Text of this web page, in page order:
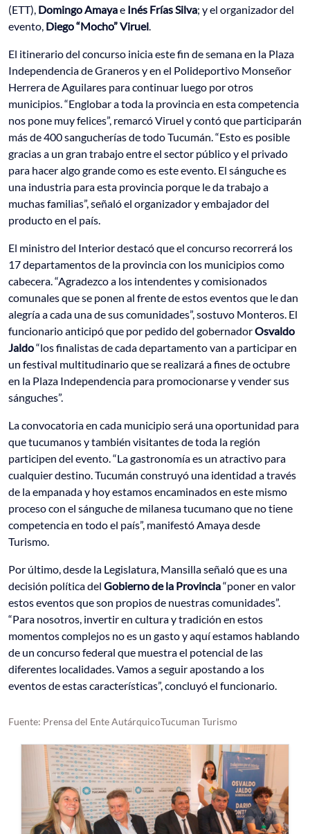
(ETT), Domingo Amayae Inés Frías Silva; y el organizador del
evento, Diego “Mocho” Viruel.
El itinerario del concurso inicia este fin de semana en la Plaza
Independencia de Graneros y en el Polideportivo Monseñor
Herrera de Aguilares para continuar luego por otros
municipios. “Englobar a toda la provincia en esta competencia
nos pone muy felices”, remarcó Viruel y contó que participarán
más de 400 sangucherías de todo Tucumán. “Esto es posible
gracias a un gran trabajo entre el sector público y el privado
para hacer algo grande como es este evento. El sánguche es
una industria para esta provincia porque le da trabajo a
muchas familias”, señaló el organizador y embajador del
producto en el país.
El ministro del Interior destacó que el concurso recorrerá los
17 departamentos de la provincia con los municipios como
cabecera. “Agradezco a los intendentes y comisionados
comunales que se ponen al frente de estos eventos que le dan
alegría a cada una de sus comunidades”, sostuvo Monteros. El
funcionario anticipó que por pedido del gobernadorOsvaldo
Jaldo“los finalistas de cada departamento van a participar en
un festival multitudinario que se realizará a fines de octubre
en la Plaza Independencia para promocionarse y vender sus
sánguches”.
La convocatoria en cada municipio será una oportunidad para
que tucumanos y también visitantes de toda la región
participen del evento. “La gastronomía es un atractivo para
cualquier destino. Tucumán construyó una identidad a través
de la empanada y hoy estamos encaminados en este mismo
proceso con el sánguche de milanesa tucumano que no tiene
competencia en todo el país”, manifestó Amaya desde
Turismo.
Por último, desde la Legislatura, Mansilla señaló que es una
decisión política del Gobierno de la Provincia“poner en valor
estos eventos que son propios de nuestras comunidades”.
“Para nosotros, invertir en cultura y tradición en estos
momentos complejos no es un gasto y aquí estamos hablando
de un concurso federal que muestra el potencial de las
diferentes localidades. Vamos a seguir apostando a los
eventos de estas características”, concluyó el funcionario.
Fuente: Prensa del Ente AutárquicoTucuman Turismo